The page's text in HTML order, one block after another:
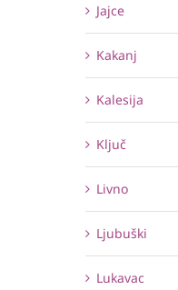
Jajce
Kakanj
Kalesija
Ključ
Livno
Ljubuški
Lukavac